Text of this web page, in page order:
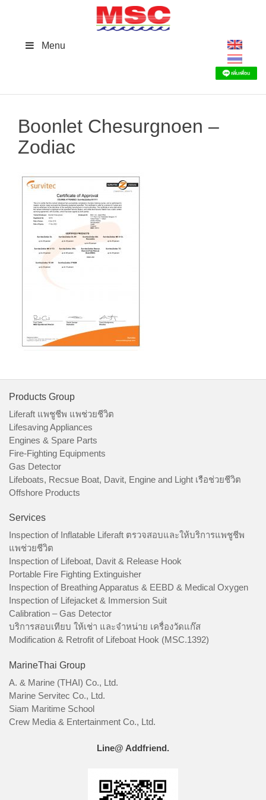
Menu
Boonlet Chesurgnoen –
Zodiac
Products Group
Liferaft แพชูชีพ แพช่วยชีวิต
Lifesaving Appliances
Engines & Spare Parts
Fire-Fighting Equipments
Gas Detector
Lifeboats, Recsue Boat, Davit, Engine and Light เรือช่วยชีวิต
Offshore Products
Services
Inspection of Inflatable Liferaft ตรวจสอบและให้บริการแพชูชีพ
แพช่วยชีวิต
Inspection of Lifeboat, Davit & Release Hook
Portable Fire Fighting Extinguisher
Inspection of Breathing Apparatus & EEBD & Medical Oxygen
Inspection of Lifejacket & Immersion Suit
Calibration – Gas Detector
บริการสอบเทียบ ให้เช่า และจำหน่าย เครื่องวัดแก๊ส
Modification & Retrofit of Lifeboat Hook (MSC.1392)
MarineThai Group
A. & Marine (THAI) Co., Ltd.
Marine Servitec Co., Ltd.
Siam Maritime School
Crew Media & Entertainment Co., Ltd.
Line@ Addfriend.